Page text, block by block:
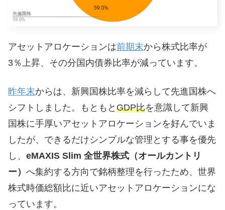
アセットアロケーションは前期末から株式比率が
3％上昇、その分国内債券比率が減っています。
昨年末からは、新興国株比率を減らして先進国株へ
シフトしました。もともと GDP比を意識して新興
国株に手厚いアセットアロケーションを好んでいま
したが、できるだけシンプルな管理とする事を優先
し、 eMAXIS Slim 全世界株式（オールカントリ
ー） へ集約する方向で銘柄整理を行ったため、世界
株式時価総額比に近いアセットアロケーションにな
っています。